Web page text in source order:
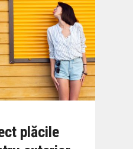
plăcile